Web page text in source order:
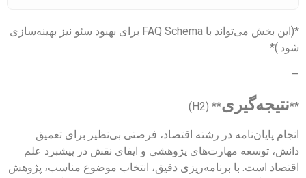
*(این بخش می‌تواند با FAQ Schema برای بهبود سئو نیز بهینه‌سازی
شود.)*
—
**نتیجه‌گیری** (H2)
انجام پایان‌نامه در رشته اقتصاد، فرصتی بی‌نظیر برای تعمیق
دانش، توسعه مهارت‌های پژوهشی و ایفای نقش در پیشبرد علم
اقتصاد است. با برنامه‌ریزی دقیق، انتخاب موضوع مناسب، پژوهش